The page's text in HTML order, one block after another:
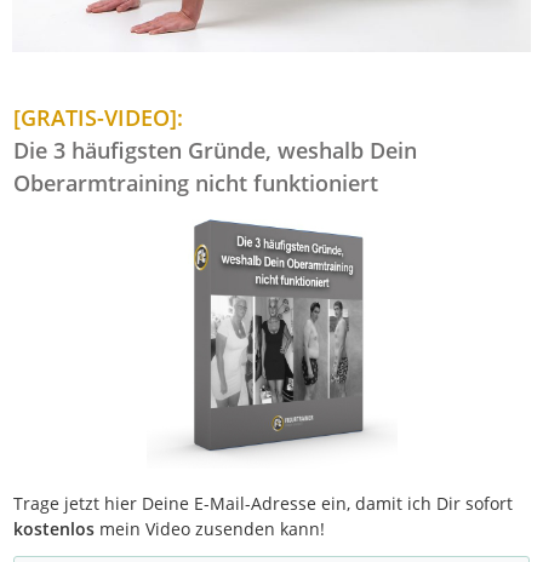
[GRATIS-VIDEO]:
Die 3 häufigsten Gründe, weshalb Dein
Oberarmtraining nicht funktioniert
Trage jetzt hier Deine E-Mail-Adresse ein, damit ich Dir sofort
kostenlos mein Video zusenden kann!